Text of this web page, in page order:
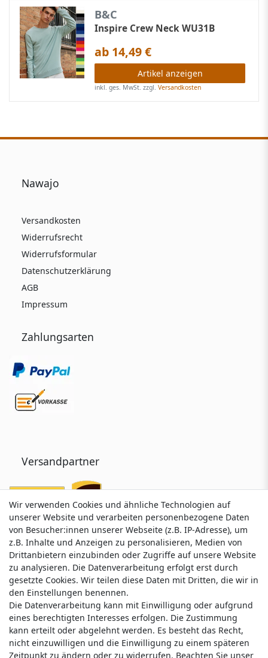
B&C
Inspire Crew Neck WU31B
ab 14,49 €
Artikel anzeigen
inkl. ges. MwSt. zzgl.Versandkosten
Nawajo
Versandkosten
Widerrufsrecht
Widerrufsformular
Datenschutzerklärung
AGB
Impressum
Zahlungsarten
Versandpartner
Service & Kontakt
Wünschen Sie einen Rückruf?
service@nawajo.de
Wir verwenden Cookies und ähnliche Technologien auf
unserer Website und verarbeiten personenbezogene Daten
von Besucher:innen unserer Webseite (z.B. IP-Adresse), um
z.B. Inhalte und Anzeigen zu personalisieren, Medien von
Drittanbietern einzubinden oder Zugriffe auf unsere Website
zu analysieren. Die Datenverarbeitung erfolgt erst durch
gesetzte Cookies. Wir teilen diese Daten mit Dritten, die wir in
den Einstellungen benennen.
Die Datenverarbeitung kann mit Einwilligung oder aufgrund
eines berechtigten Interesses erfolgen. Die Zustimmung
kann erteilt oder abgelehnt werden. Es besteht das Recht,
nicht einzuwilligen und die Einwilligung zu einem späteren
Zeitpunkt zu ändern oder zu widerrufen. Beachten Sie unser
Wir verwenden Cookies und ähnliche Technologien auf
unserer Website und verarbeiten personenbezogene Daten
von Besucher:innen unserer Webseite (z.B. IP-Adresse), um
z.B. Inhalte und Anzeigen zu personalisieren, Medien von
Drittanbietern einzubinden oder Zugriffe auf unsere Website
zu analysieren. Die Datenverarbeitung erfolgt erst durch
gesetzte Cookies. Wir teilen diese Daten mit Dritten, die wir in
den Einstellungen benennen.
Die Datenverarbeitung kann mit Einwilligung oder aufgrund
eines berechtigten Interesses erfolgen. Die Zustimmung
kann erteilt oder abgelehnt werden. Es besteht das Recht,
nicht einzuwilligen und die Einwilligung zu einem späteren
Zeitpunkt zu ändern oder zu widerrufen. Beachten Sie unser